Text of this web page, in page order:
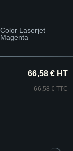
Laserjet
66,58 € HT
66,58 € TTC